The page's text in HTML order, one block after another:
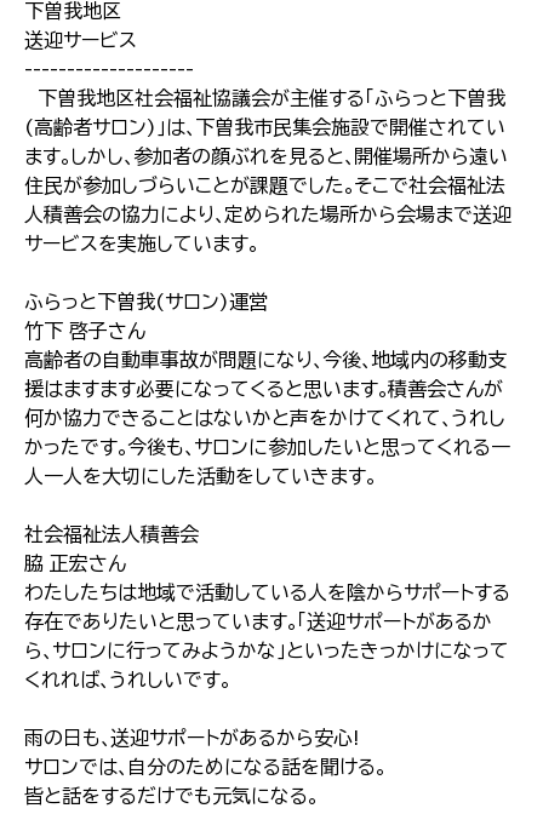
下曽我地区
送迎サービス
--------------------
下曽我地区社会福祉協議会が主催する｢ふらっと下曽我
(高齢者サロン)｣は､下曽我市民集会施設で開催されてい
ます｡しかし､参加者の顔ぶれを見ると､開催場所から遠い
住民が参加しづらいことが課題でした｡そこで社会福祉法
人積善会の協力により､定められた場所から会場まで送迎
サービスを実施しています｡
ふらっと下曽我(サロン)運営
竹下 啓子さん
高齢者の自動車事故が問題になり､今後､地域内の移動支
援はますます必要になってくると思います｡積善会さんが
何か協力できることはないかと声をかけてくれて､うれし
かったです｡今後も､サロンに参加したいと思ってくれる一
人一人を大切にした活動をしていきます｡
社会福祉法人積善会
脇 正宏さん
わたしたちは地域で活動している人を陰からサポートする
存在でありたいと思っています｡｢送迎サポートがあるか
ら､サロンに行ってみようかな｣といったきっかけになって
くれれば､うれしいです｡
雨の日も､送迎サポートがあるから安心!
サロンでは､自分のためになる話を聞ける｡
皆と話をするだけでも元気になる｡